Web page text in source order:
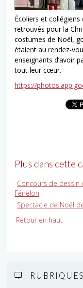
Écoliers et
retrouvés pour la
costumes de Noël,
étaient au rendez-
enseignants d’avoir
tout leur cœur.
https://
Plus dans cette
Concours de dessin
Fénelon
Spectacle de Noël
Retour en haut
RUBRIQUES